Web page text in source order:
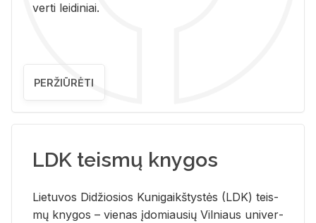
ver­ti lei­di­niai.
PERŽIŪRĖTI
LDK teismų knygos
Lie­tu­vos Di­džio­sios Ku­ni­gaikš­tys­tės (LDK) teis­
mų kny­gos – vie­nas įdo­miau­sių Vil­niaus uni­ver­